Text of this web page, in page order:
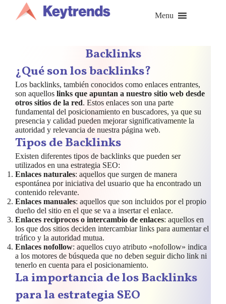
contenido
Menu
Backlinks
¿Qué son los backlinks?
Los backlinks, también conocidos como enlaces entrantes,
son aquellos links que apuntan a nuestro sitio web desde
otros sitios de la red. Estos enlaces son una parte
fundamental del posicionamiento en buscadores, ya que su
presencia y calidad pueden mejorar significativamente la
autoridad y relevancia de nuestra página web.
Tipos de Backlinks
Existen diferentes tipos de backlinks que pueden ser
utilizados en una estrategia SEO:
Enlaces naturales: aquellos que surgen de manera
espontánea por iniciativa del usuario que ha encontrado un
contenido relevante.
Enlaces manuales: aquellos que son incluidos por el propio
dueño del sitio en el que se va a insertar el enlace.
Enlaces recíprocos o intercambio de enlaces: aquellos en
los que dos sitios deciden intercambiar links para aumentar el
tráfico y la autoridad mutua.
Enlaces nofollow: aquellos cuyo atributo «nofollow» indica
a los motores de búsqueda que no deben seguir dicho link ni
tenerlo en cuenta para el posicionamiento.
La importancia de los Backlinks
para la estrategia SEO